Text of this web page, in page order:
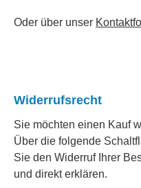
Oder über unser
Widerrufsrecht
Sie möchten einen Kauf
Über die folgende
Sie den Widerruf Ihrer
und direkt erklären.